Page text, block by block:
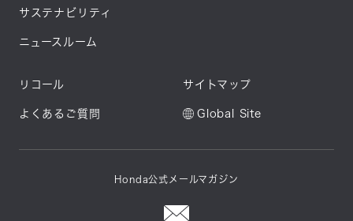
サステナビリティ
ニュースルーム
リコール
よくあるご質問
サイトマップ
Global Site
Honda公式メールマガジン